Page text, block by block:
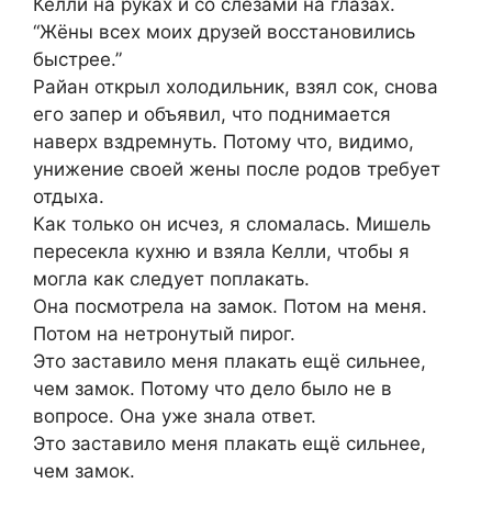
Келли на руках и со слезами на глазах.
“Жёны всех моих друзей восстановились
быстрее.”
Райан открыл холодильник, взял сок, снова
его запер и объявил, что поднимается
наверх вздремнуть. Потому что, видимо,
унижение своей жены после родов требует
отдыха.
Как только он исчез, я сломалась. Мишель
пересекла кухню и взяла Келли, чтобы я
могла как следует поплакать.
Она посмотрела на замок. Потом на меня.
Потом на нетронутый пирог.
Это заставило меня плакать ещё сильнее,
чем замок. Потому что дело было не в
вопросе. Она уже знала ответ.
Это заставило меня плакать ещё сильнее,
чем замок.